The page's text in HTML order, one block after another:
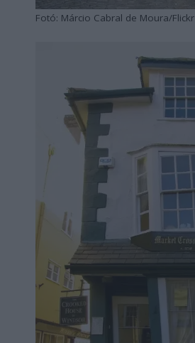
Fotó: Márcio Cabral de Moura/Flickr